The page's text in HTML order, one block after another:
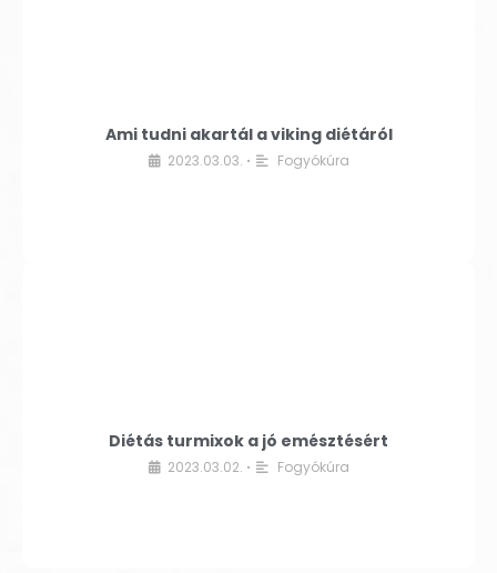
Ami tudni akartál a viking diétáról
2023.03.03. • Fogyókúra
Diétás turmixok a jó emésztésért
2023.03.02. • Fogyókúra